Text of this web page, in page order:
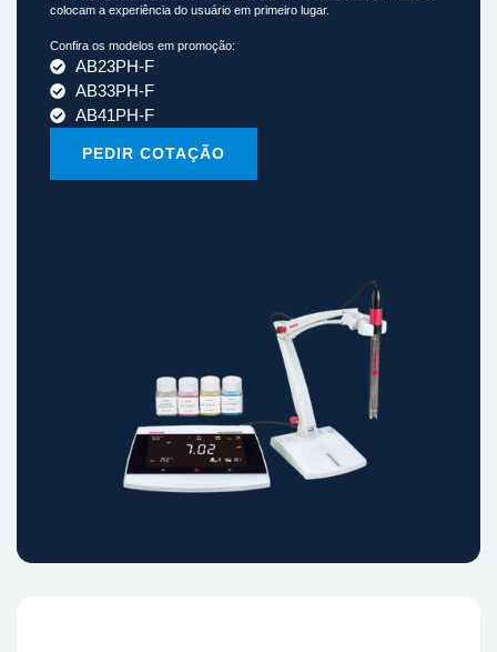
colocam a experiência do usuário em primeiro lugar.
Confira os modelos em promoção:
AB23PH-F
AB33PH-F
AB41PH-F
PEDIR COTAÇÃO